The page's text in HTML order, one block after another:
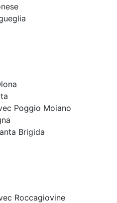
Poggio Moiano
Brigida
Roccagiovine